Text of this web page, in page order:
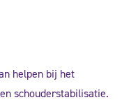
helpen bij het
schouderstabilisatie.